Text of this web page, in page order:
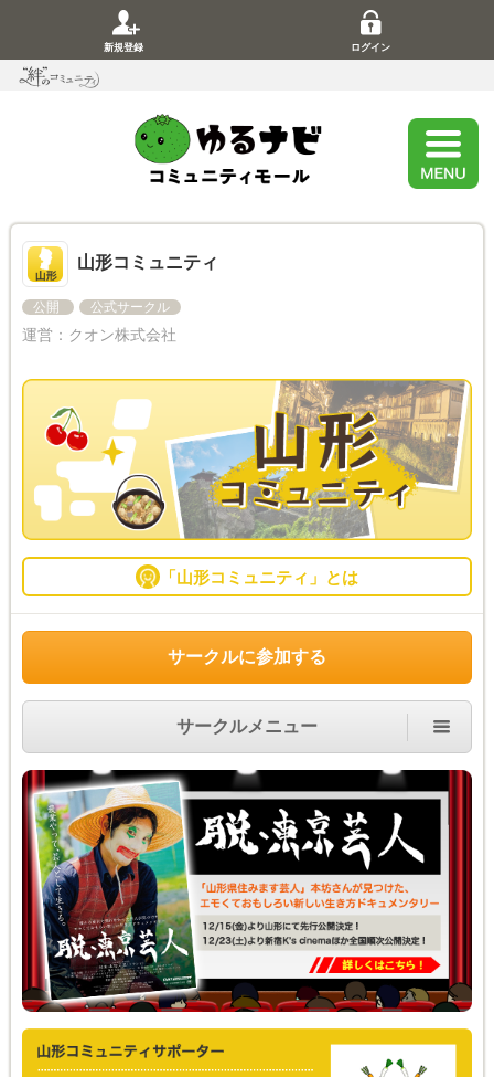
新規登録 ログイン
山形コミュニティ
公開 公式サークル
運営： クオン株式会社
「山形コミュニティ」とは
サークルに参加する
サークルメニュー